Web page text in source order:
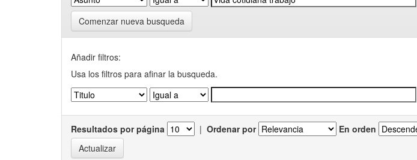
Comenzar nueva busqueda
Añadir filtros:
Usa los filtros para afinar la busqueda.
Resultados por página | Ordenar por En orden